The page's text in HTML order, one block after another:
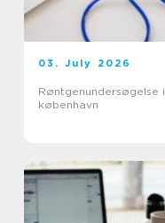
03. July 2026
Røntgenundersøgelse i
københavn